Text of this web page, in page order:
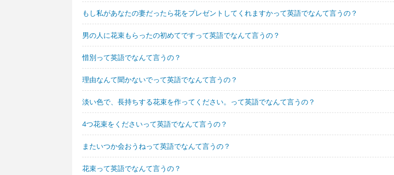
もし私があなたの妻だったら花をプレゼントしてくれますかって英語でなんて言うの？
男の人に花束もらったの初めてですって英語でなんて言うの？
惜別って英語でなんて言うの？
理由なんて聞かないでって英語でなんて言うの？
淡い色で、長持ちする花束を作ってください。って英語でなんて言うの？
4つ花束をくださいって英語でなんて言うの？
またいつか会おうねって英語でなんて言うの？
花束って英語でなんて言うの？